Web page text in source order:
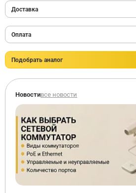
Доставка
Оплата
Подобрать аналог
Новостивсе новости